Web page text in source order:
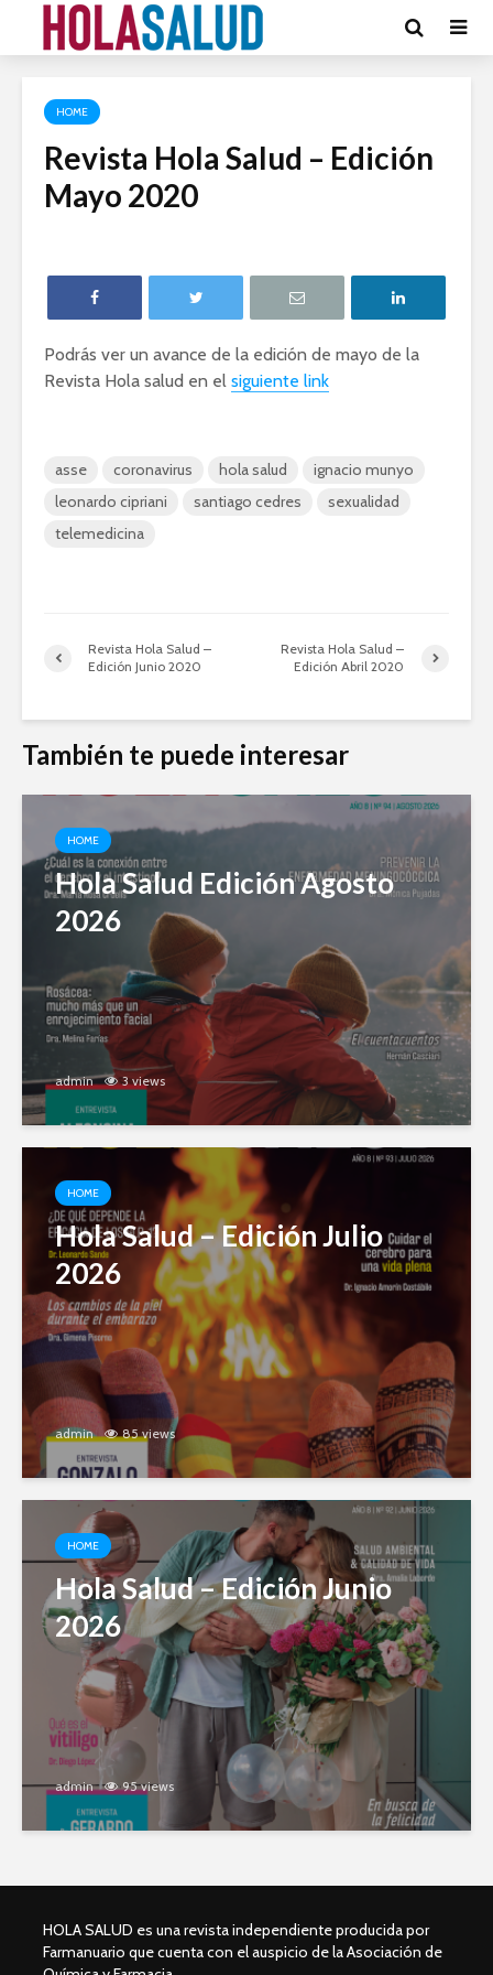
HOME
Revista Hola Salud – Edición
Mayo 2020
Podrás ver un avance de la edición de mayo de la
Revista Hola salud en el siguiente link
asse coronavirus hola salud
ignacio munyo
leonardo cipriani
santiago cedres
sexualidad
telemedicina
Revista Hola Salud –
Edición Junio 2020
Revista Hola Salud –
Edición Abril 2020
También te puede interesar
HOME
Hola Salud Edición Agosto
2026
admin 3 views
HOME
Hola Salud – Edición Julio
2026
admin 85 views
HOME
Hola Salud – Edición Junio
2026
admin 95 views
HOLA SALUD es una revista independiente producida por
Farmanuario que cuenta con el auspicio de la Asociación de